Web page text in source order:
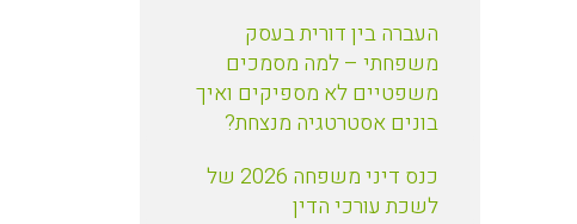
העברה בין דורית בעסק
משפחתי – למה מסמכים
משפטיים לא מספיקים ואיך
בונים אסטרטגיה מנצחת?
כנס דיני משפחה 2026 של
לשכת עורכי הדין